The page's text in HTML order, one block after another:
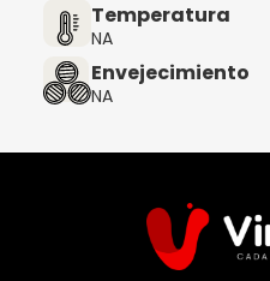
Temperatura
NA
Envejecimiento
NA